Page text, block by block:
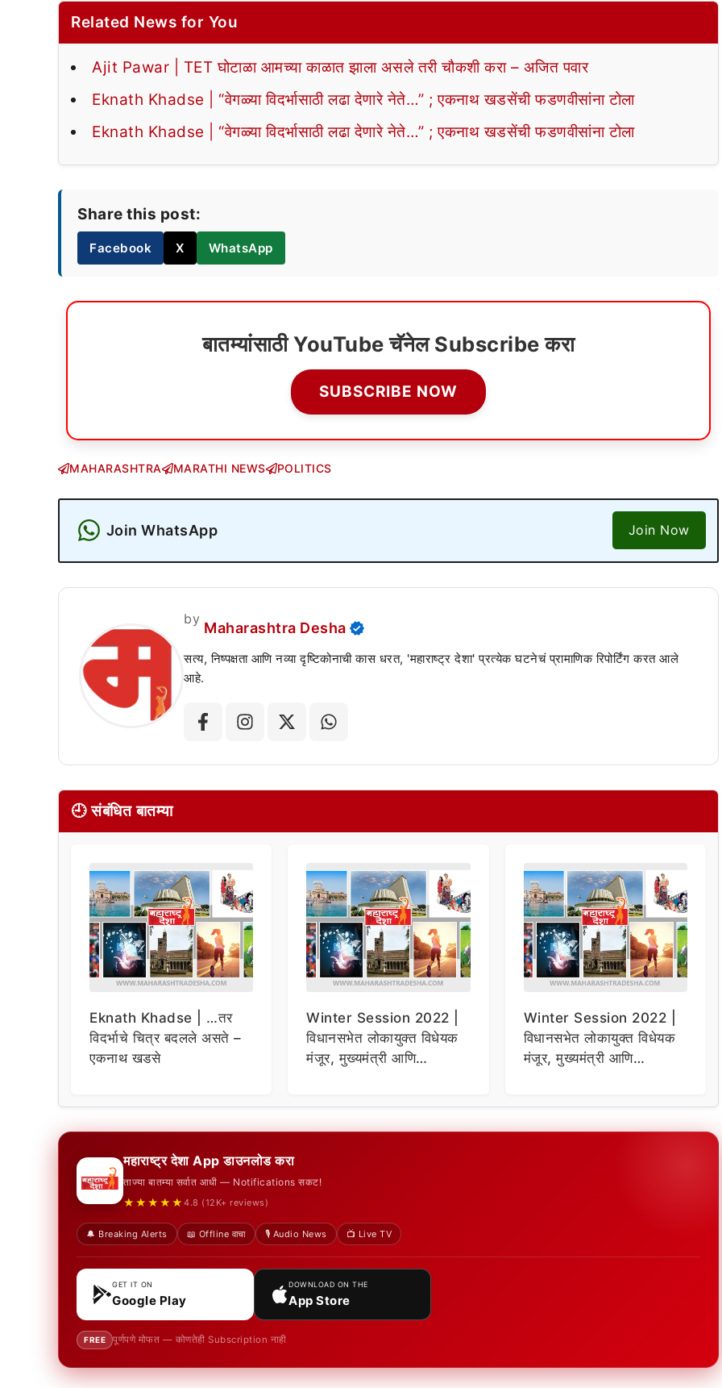
Related News for You
Ajit Pawar | TET घोटाळा आमच्या काळात झाला असले तरी चौकशी करा – अजित पवार
Eknath Khadse | “वेगळ्या विदर्भासाठी लढा देणारे नेते…” ; एकनाथ खडसेंची फडणवीसांना टोला
Eknath Khadse | “वेगळ्या विदर्भासाठी लढा देणारे नेते…” ; एकनाथ खडसेंची फडणवीसांना टोला
Share this post:
Facebook X WhatsApp
बातम्यांसाठी YouTube चॅनेल Subscribe करा
SUBSCRIBE NOW
MAHARASHTRA MARATHI NEWS POLITICS
Join WhatsApp Join Now
by
Maharashtra Desha
सत्य, निष्पक्षता आणि नव्या दृष्टिकोनाची कास धरत, 'महाराष्ट्र देशा' प्रत्येक घटनेचं प्रामाणिक रिपोर्टिंग करत आले
आहे.
🕘 संबंधित बातम्या
Eknath Khadse | …तर
विदर्भाचे चित्र बदलले असते –
एकनाथ खडसे
Winter Session 2022 |
विधानसभेत लोकायुक्त विधेयक
मंजूर, मुख्यमंत्री आणि
Winter Session 2022 |
विधानसभेत लोकायुक्त विधेयक
मंजूर, मुख्यमंत्री आणि
महाराष्ट्र देशा App डाउनलोड करा
ताज्या बातम्या सर्वात आधी — Notifications सकट!
★★★★★ 4.8 (12K+ reviews)
🔔 Breaking Alerts 📖 Offline वाचा 🎙️ Audio News 📺 Live TV
GET IT ON
Google Play
DOWNLOAD ON THE
App Store
FREE पूर्णपणे मोफत — कोणतेही Subscription नाही